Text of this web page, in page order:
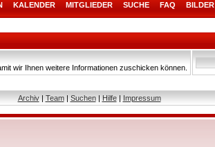
KALENDER MITGLIEDER SUCHE FAQ BILDER
wir Ihnen weitere Informationen zuschicken können.
Archiv| Team| Suchen| Hilfe| Impressum